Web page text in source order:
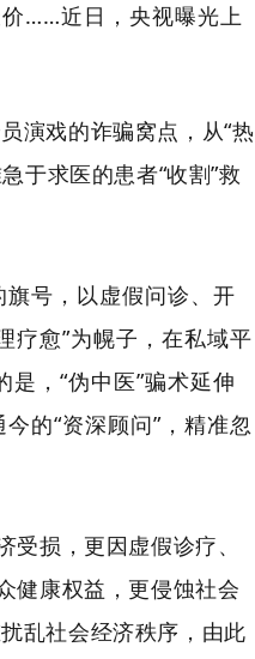
价……近日，央视曝光上
演戏的诈骗窝点，从“热
于求医的患者“收割”救
号，以虚假问诊、开
疗愈”为幌子，在私域平
，“伪中医”骗术延伸
的“资深顾问”，精准忽
损，更因虚假诊疗、
健康权益，更侵蚀社会
乱社会经济秩序，由此